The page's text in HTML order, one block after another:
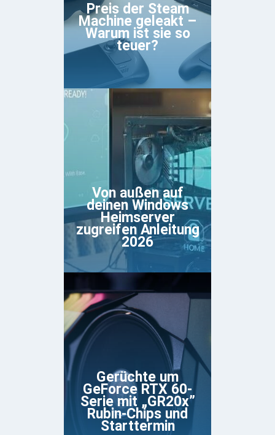
Preis der Steam
Machine geleakt –
Warum ist sie so
teuer?
Von außen auf
deinen Windows
Heimserver
zugreifen Anleitung
2026
Gerüchte um
GeForce RTX 60-
Serie mit „GR20x”
Rubin-Chips und
Starttermin